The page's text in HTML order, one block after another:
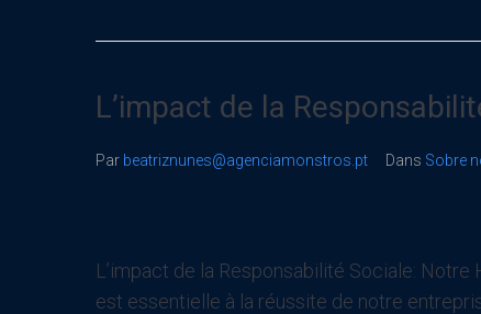
L’impact de la
Par beatriznunes@agenciamonstros.pt Dans Sobre
L’impact de la Responsabilité Sociale:
est essentielle à la réussite de notre